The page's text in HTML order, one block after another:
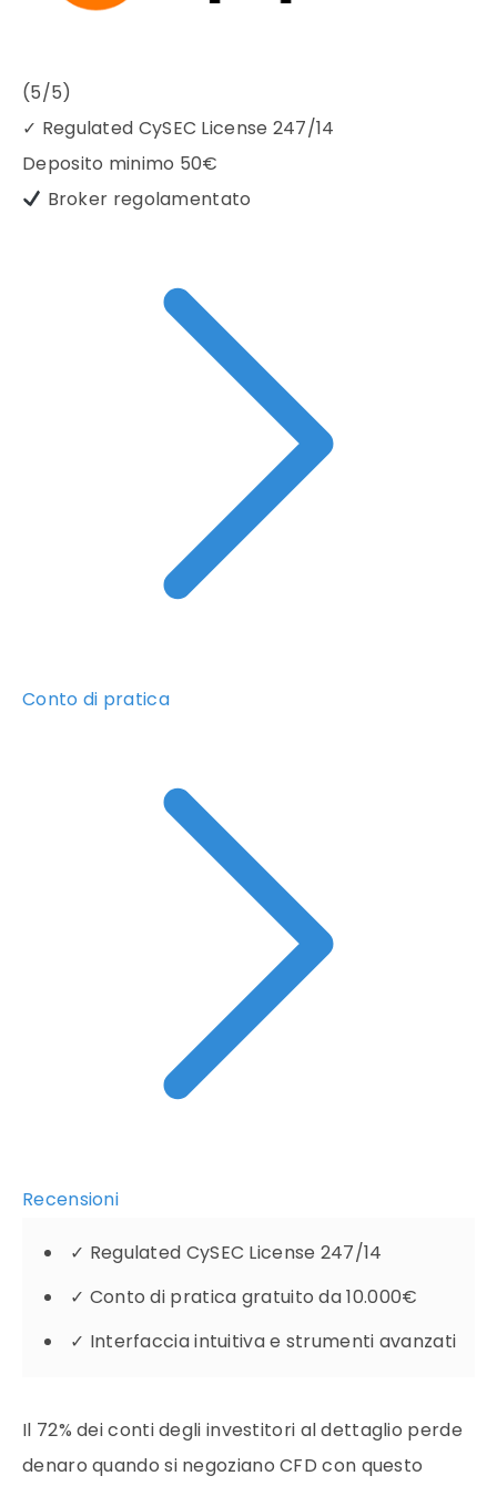
(5/5)
✓ Regulated CySEC License 247/14
Deposito minimo 50€
Broker regolamentato
Conto di pratica
Recensioni
✓ Regulated CySEC License 247/14
✓ Conto di pratica gratuito da 10.000€
✓ Interfaccia intuitiva e strumenti avanzati
Il 72% dei conti degli investitori al dettaglio perde
denaro quando si negoziano CFD con questo